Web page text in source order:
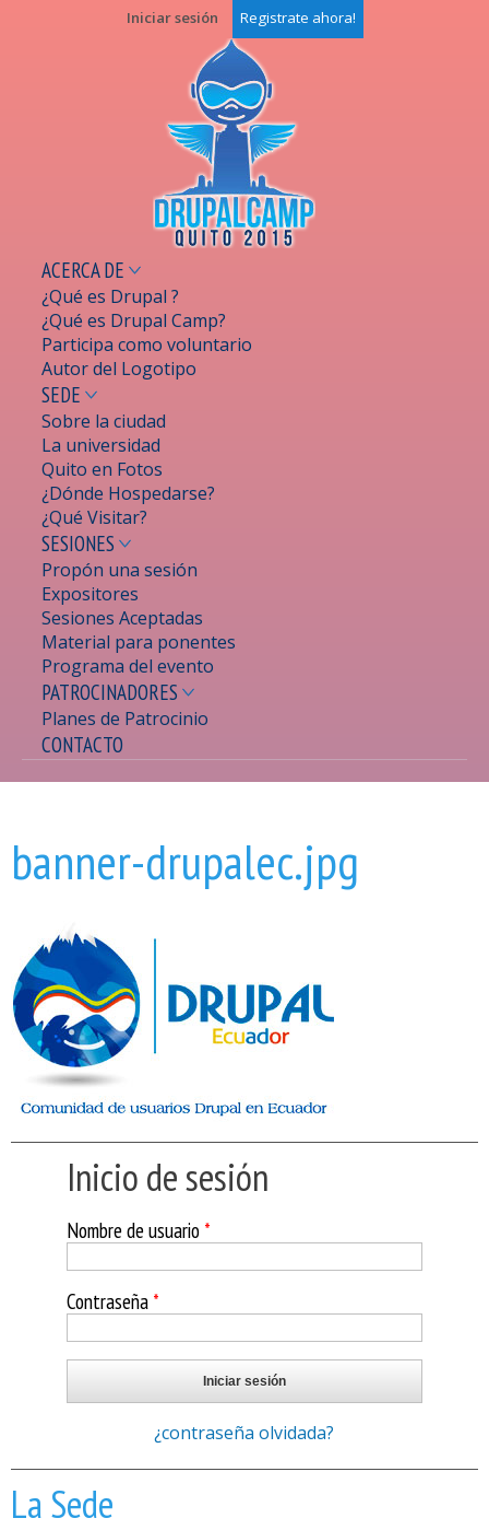
Pasar al
contenido
principal
Iniciar sesión Registrate ahora!
ACERCA DE
¿Qué es Drupal ?
¿Qué es Drupal Camp?
Participa como voluntario
Autor del Logotipo
SEDE
Sobre la ciudad
La universidad
Quito en Fotos
¿Dónde Hospedarse?
¿Qué Visitar?
SESIONES
Propón una sesión
Expositores
Sesiones Aceptadas
Material para ponentes
Programa del evento
PATROCINADORES
Planes de Patrocinio
CONTACTO
Se encuentra usted aquí
banner-drupalec.jpg
Inicio de sesión
Nombre de usuario *
Contraseña *
¿contraseña olvidada?
La Sede